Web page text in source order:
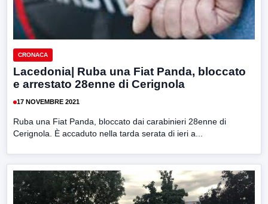
CRONACA
Lacedonia| Ruba una Fiat Panda, bloccato
e arrestato 28enne di Cerignola
17 NOVEMBRE 2021
Ruba una Fiat Panda, bloccato dai carabinieri 28enne di
Cerignola. È accaduto nella tarda serata di ieri a...